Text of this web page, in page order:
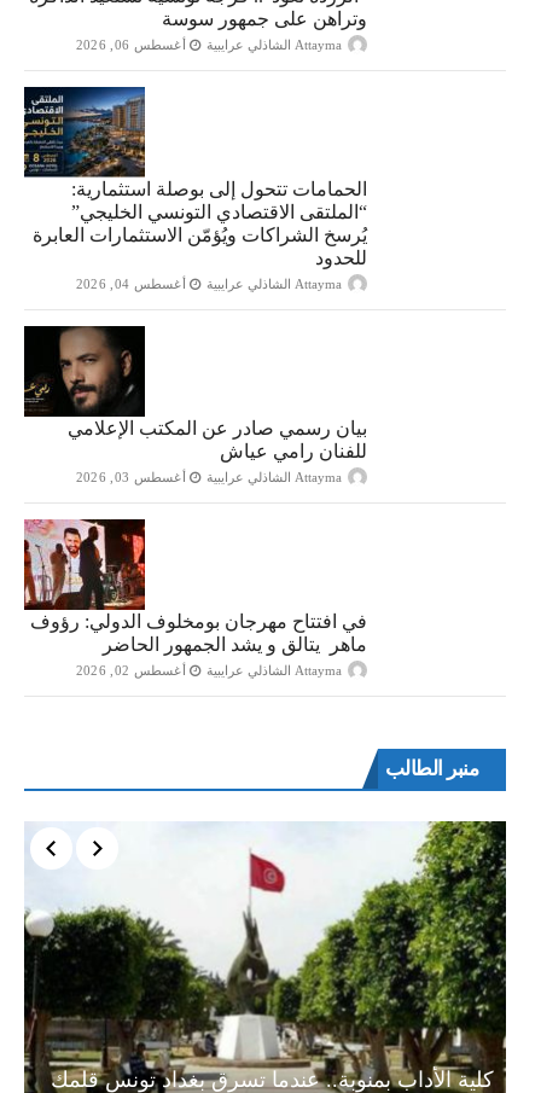
وتراهن على جمهور سوسة
Attayma الشاذلي عرايبية أغسطس 06, 2026
الحمامات تتحول إلى بوصلة استثمارية:
“الملتقى الاقتصادي التونسي الخليجي”
يُرسخ الشراكات ويُؤمّن الاستثمارات العابرة
للحدود
Attayma الشاذلي عرايبية أغسطس 04, 2026
بيان رسمي صادر عن المكتب الإعلامي
للفنان رامي عياش
Attayma الشاذلي عرايبية أغسطس 03, 2026
في افتتاح مهرجان بومخلوف الدولي: رؤوف
ماهر يتالق و يشد الجمهور الحاضر
Attayma الشاذلي عرايبية أغسطس 02, 2026
منبر الطالب
كلية الأداب بمنوبة.. عندما تسرق بغداد تونس قلمك